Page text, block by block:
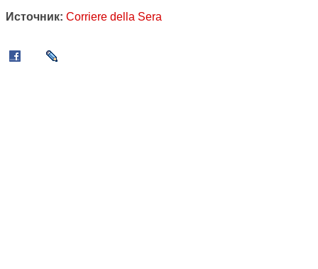
Источник: Corriere della Sera